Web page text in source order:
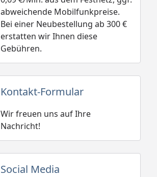
abweichende Mobilfunkpreise.
Bei einer Neubestellung ab 300 €
erstatten wir Ihnen diese
Gebühren.
Kontakt-Formular
Wir freuen uns auf Ihre
Nachricht!
Social Media